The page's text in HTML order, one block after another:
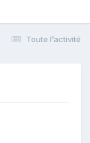
Toute l’activité